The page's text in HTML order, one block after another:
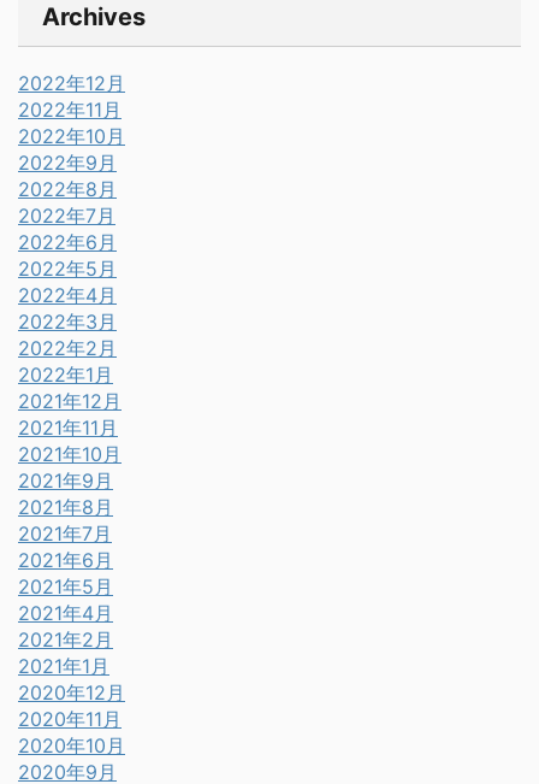
Archives
2022年12月
2022年11月
2022年10月
2022年9月
2022年8月
2022年7月
2022年6月
2022年5月
2022年4月
2022年3月
2022年2月
2022年1月
2021年12月
2021年11月
2021年10月
2021年9月
2021年8月
2021年7月
2021年6月
2021年5月
2021年4月
2021年2月
2021年1月
2020年12月
2020年11月
2020年10月
2020年9月